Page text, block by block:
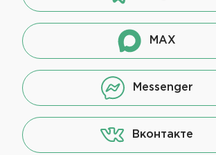
MAX
Messenger
Вконтакте